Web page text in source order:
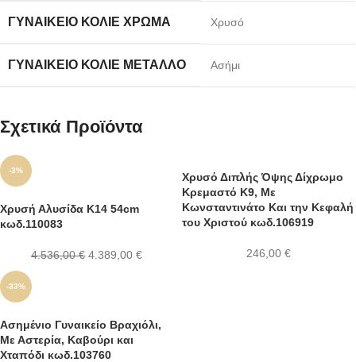
ΓΥΝΑΙΚΕΊΟ ΚΟΛΙΈ ΧΡΏΜΑ Χρυσό
ΓΥΝΑΙΚΕΊΟ ΚΟΛΙΈ ΜΈΤΑΛΛΟ Ασήμι
Σχετικά Προϊόντα
-3%
Χρυσή Αλυσίδα Κ14 54cm
κωδ.110083
4.536,00€ 4.389,00€
Χρυσό Διπλής Όψης Δίχρωμο
Κρεμαστό Κ9, Με
Κωνσταντινάτο Και την Κεφαλή
του Χριστού κωδ.106919
246,00€
-33%
Ασημένιο Γυναικείο Βραχιόλι,
Με Αστερία, Καβούρι και
Χταπόδι κωδ.103760